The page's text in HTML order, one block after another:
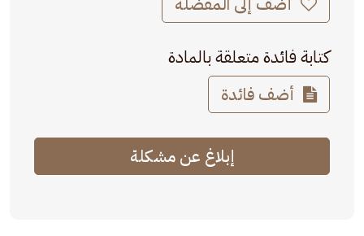
كتابة فائدة متعلقة بالمادة
أضف فائدة
إبلاغ عن مشكلة